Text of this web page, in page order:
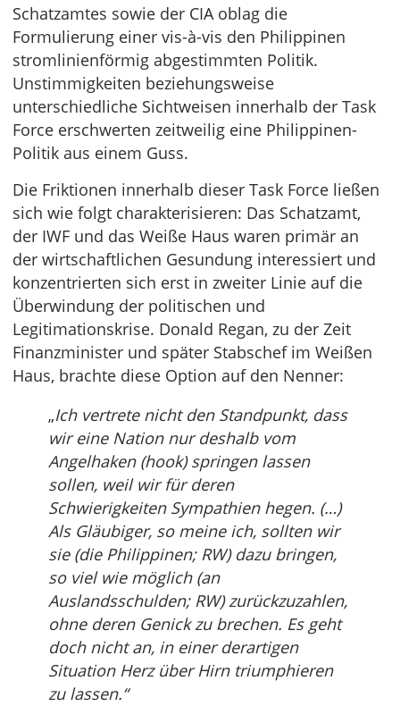
Schatzamtes sowie der CIA oblag die
Formulierung einer vis-à-vis den Philippinen
stromlinienförmig abgestimmten Politik.
Unstimmigkeiten beziehungsweise
unterschiedliche Sichtweisen innerhalb der Task
Force erschwerten zeitweilig eine Philippinen-
Politik aus einem Guss.
Die Friktionen innerhalb dieser Task Force ließen
sich wie folgt charakterisieren: Das Schatzamt,
der IWF und das Weiße Haus waren primär an
der wirtschaftlichen Gesundung interessiert und
konzentrierten sich erst in zweiter Linie auf die
Überwindung der politischen und
Legitimationskrise. Donald Regan, zu der Zeit
Finanzminister und später Stabschef im Weißen
Haus, brachte diese Option auf den Nenner:
„Ich vertrete nicht den Standpunkt, dass
wir eine Nation nur deshalb vom
Angelhaken (hook) springen lassen
sollen, weil wir für deren
Schwierigkeiten Sympathien hegen. (…)
Als Gläubiger, so meine ich, sollten wir
sie (die Philippinen; RW) dazu bringen,
so viel wie möglich (an
Auslandsschulden; RW) zurückzuzahlen,
ohne deren Genick zu brechen. Es geht
doch nicht an, in einer derartigen
Situation Herz über Hirn triumphieren
zu lassen.“